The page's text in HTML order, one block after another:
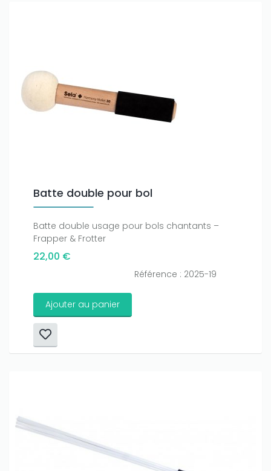
Batte double pour bol
Batte double usage pour bols chantants –
Frapper & Frotter
22,00 €
Référence : 2025-19
Ajouter au panier